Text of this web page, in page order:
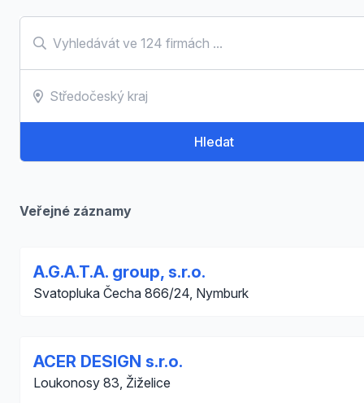
Hledat
Veřejné záznamy
A.G.A.T.A. group, s.r.o.
Svatopluka Čecha 866/24, Nymburk
ACER DESIGN s.r.o.
Loukonosy 83, Žiželice